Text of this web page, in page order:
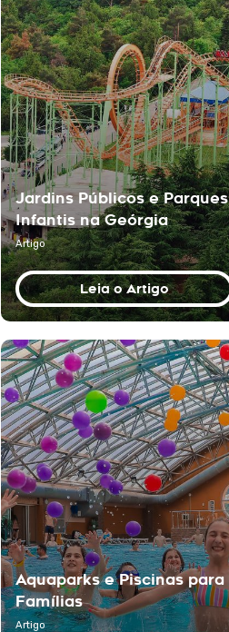
Jardins Públicos e Parques
Infantis na Geórgia
Artigo
Leia o Artigo
Aquaparks e Piscinas para
Famílias
Artigo